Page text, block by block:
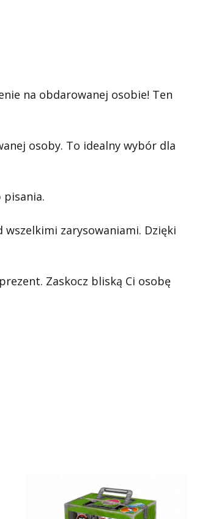
na obdarowanej osobie! Ten
osoby. To idealny wybór dla
zarysowaniami. Dzięki
Zaskocz bliską Ci osobę